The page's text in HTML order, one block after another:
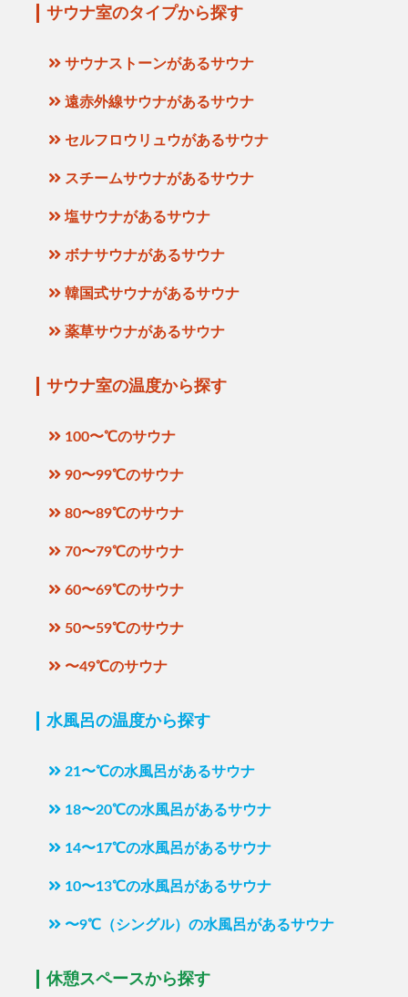
サウナ室のタイプから探す
サウナストーンがあるサウナ
遠赤外線サウナがあるサウナ
セルフロウリュウがあるサウナ
スチームサウナがあるサウナ
塩サウナがあるサウナ
ボナサウナがあるサウナ
韓国式サウナがあるサウナ
薬草サウナがあるサウナ
サウナ室の温度から探す
100〜℃のサウナ
90〜99℃のサウナ
80〜89℃のサウナ
70〜79℃のサウナ
60〜69℃のサウナ
50〜59℃のサウナ
〜49℃のサウナ
水風呂の温度から探す
21〜℃の水風呂があるサウナ
18〜20℃の水風呂があるサウナ
14〜17℃の水風呂があるサウナ
10〜13℃の水風呂があるサウナ
〜9℃（シングル）の水風呂があるサウナ
休憩スペースから探す